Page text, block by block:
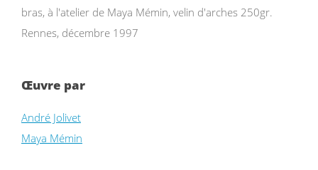
bras, à l'atelier de Maya Mémin, velin d'arches 250gr.
Rennes, décembre 1997
Œuvre par
André Jolivet
Maya Mémin